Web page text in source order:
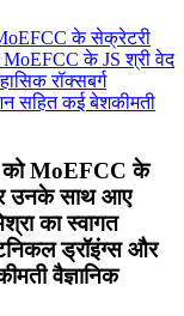
को MoEFCC के
उनके साथ आए
का स्वागत
ड्रॉइंग्स और
वैज्ञानिक